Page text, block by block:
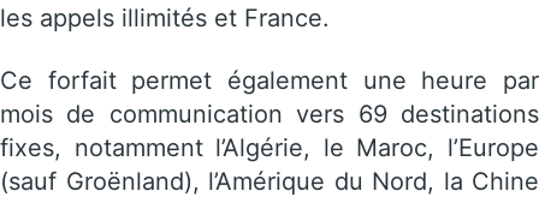
les appels illimités et France.
Ce forfait permet également une heure par
mois de communication vers 69 destinations
fixes, notamment l’Algérie, le Maroc, l’Europe
(sauf Groënland), l’Amérique du Nord, la Chine